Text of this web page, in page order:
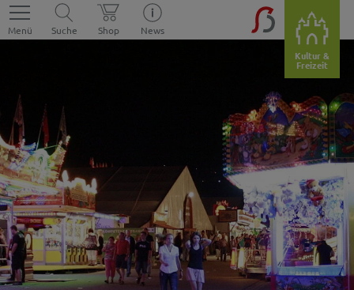
Menü Suche Shop
News
Kultur &
Freizeit